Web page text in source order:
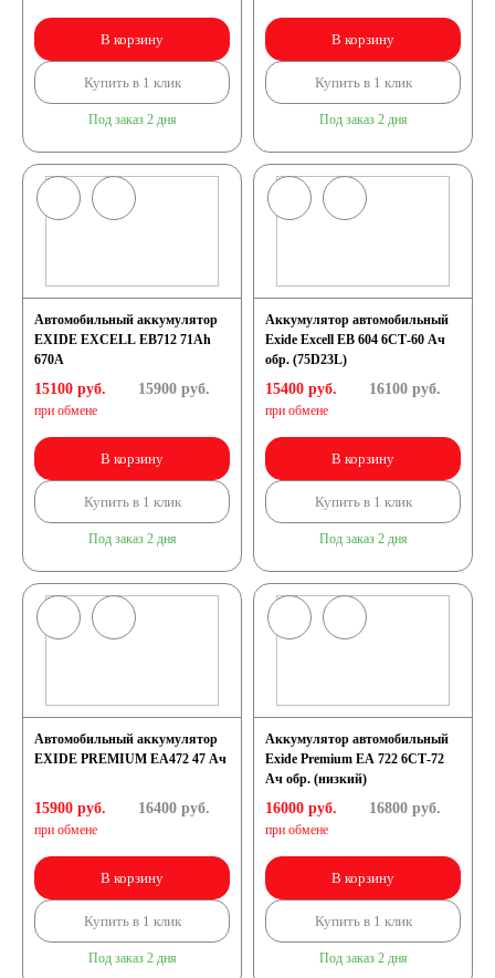
Аккумуляторы для
грузовых
автомобилей
100 А/ч
120 А/ч
125 А/ч
132 А/ч
145 А/ч
185 А/ч
В корзину
Купить в 1 клик
Под заказ 2 дня
В корзину
Купить в 1 клик
Под заказ 2 дня
Автомобильный аккумулятор
EXIDE EXCELL EB712 71Ah
670A
15100 руб.
при обмене
15900руб.
В корзину
Купить в 1 клик
Под заказ 2 дня
Аккумулятор автомобильный
Exide Excell EB 604 6СТ-60 Ач
обр. (75D23L)
15400 руб.
при обмене
16100руб.
В корзину
Купить в 1 клик
Под заказ 2 дня
Автомобильный аккумулятор
EXIDE PREMIUM EA472 47 Ач
15900 руб.
при обмене
16400руб.
В корзину
Купить в 1 клик
Под заказ 2 дня
Аккумулятор автомобильный
Exide Premium EA 722 6СТ-72
Ач обр. (низкий)
16000 руб.
при обмене
16800руб.
В корзину
Купить в 1 клик
Под заказ 2 дня